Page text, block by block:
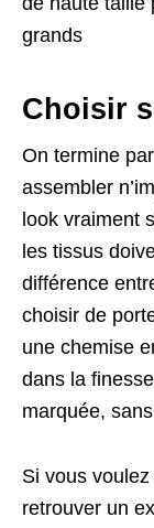
grands
Choisir
On termine
assembler
look vraiment
les tissus
différence
choisir de
une chemise
dans la
marquée,
Si vous
retrouver un